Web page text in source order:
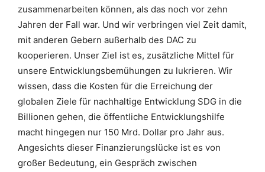
zusammenarbeiten können, als das noch vor zehn
Jahren der Fall war. Und wir verbringen viel Zeit damit,
mit anderen Gebern außerhalb des DAC zu
kooperieren. Unser Ziel ist es, zusätzliche Mittel für
unsere Entwicklungsbemühungen zu lukrieren. Wir
wissen, dass die Kosten für die Erreichung der
globalen Ziele für nachhaltige Entwicklung SDG in die
Billionen gehen, die öffentliche Entwicklungshilfe
macht hingegen nur 150 Mrd. Dollar pro Jahr aus.
Angesichts dieser Finanzierungslücke ist es von
großer Bedeutung, ein Gespräch zwischen